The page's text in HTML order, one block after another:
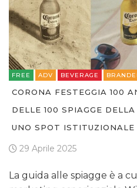
FREE ADV BEVERAGE
CORONA FESTEGGIA 100
DELLE 100 SPIAGGE
UNO SPOT ISTITUZIONALE
29 Aprile 2025
La guida alle spiagge è a